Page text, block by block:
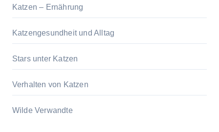
Katzen – Ernährung
Katzengesundheit und Alltag
Stars unter Katzen
Verhalten von Katzen
Wilde Verwandte